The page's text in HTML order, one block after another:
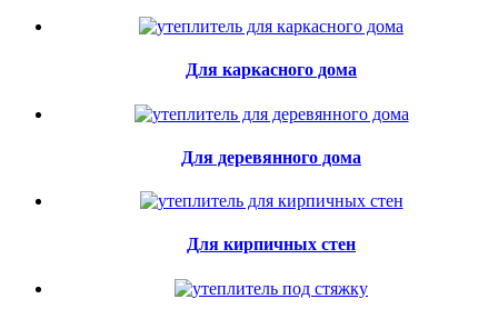
Для каркасного дома
Для деревянного дома
Для кирпичных стен